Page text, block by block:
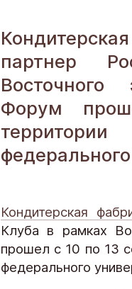
Воронежская
Йошкар-Олинская
Кондитерская
Шоколадная
партнер
Форум
Кондитерская
Клуба в рамках
прошел с 10 по 13
федерального